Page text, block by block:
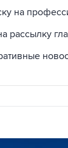
на
рассылку